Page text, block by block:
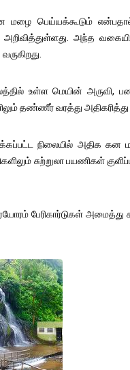
மழை பெய்யக்கூடும்
அந்த
உள்ள மெயின் அருவி,
தண்ணீர் வரத்து அதிகரித்து
நிலையில் அதிக கன
சுற்றுலா பயணிகள்
பேரிகார்டுகள்